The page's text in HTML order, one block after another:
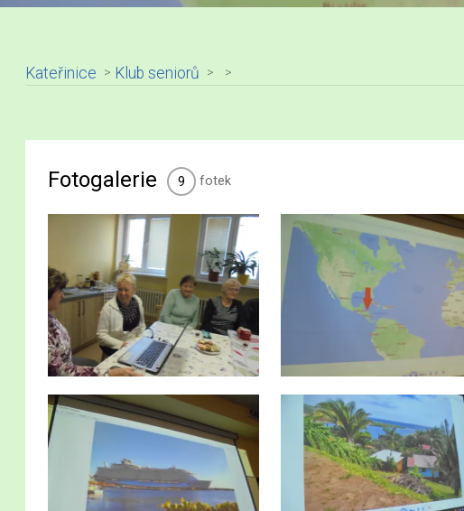
Kateřinice Klub seniorů
Fotogalerie 9 fotek